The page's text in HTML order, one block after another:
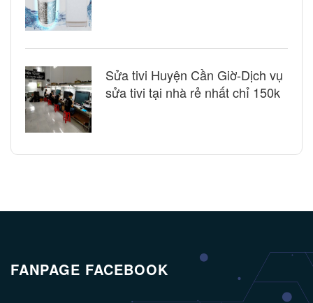
Sửa tivi Huyện Cần Giờ-Dịch vụ
sửa tivi tại nhà rẻ nhất chỉ 150k
FANPAGE FACEBOOK